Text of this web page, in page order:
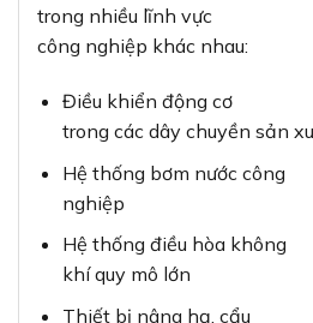
trong nhiều lĩnh vực
công nghiệp khác nhau:
Điều khiển động cơ
trong các dây chuyền sản
Hệ thống bơm nước công
nghiệp
Hệ thống điều hòa không
khí quy mô lớn
Thiết bị nâng hạ, cẩu